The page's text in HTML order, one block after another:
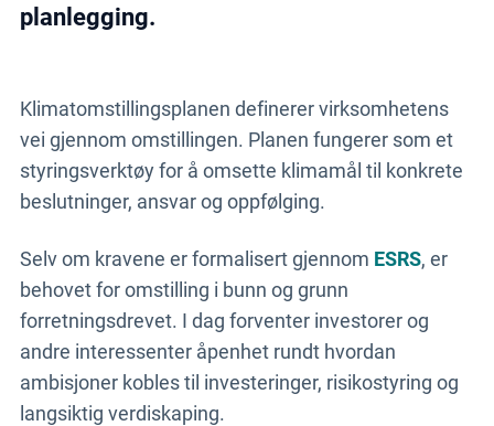
planlegging.
Klimatomstillingsplanen definerer virksomhetens
vei gjennom omstillingen. Planen fungerer som et
styringsverktøy for å omsette klimamål til konkrete
beslutninger, ansvar og oppfølging.
Selv om kravene er formalisert gjennom ESRS, er
behovet for omstilling i bunn og grunn
forretningsdrevet. I dag forventer investorer og
andre interessenter åpenhet rundt hvordan
ambisjoner kobles til investeringer, risikostyring og
langsiktig verdiskaping.